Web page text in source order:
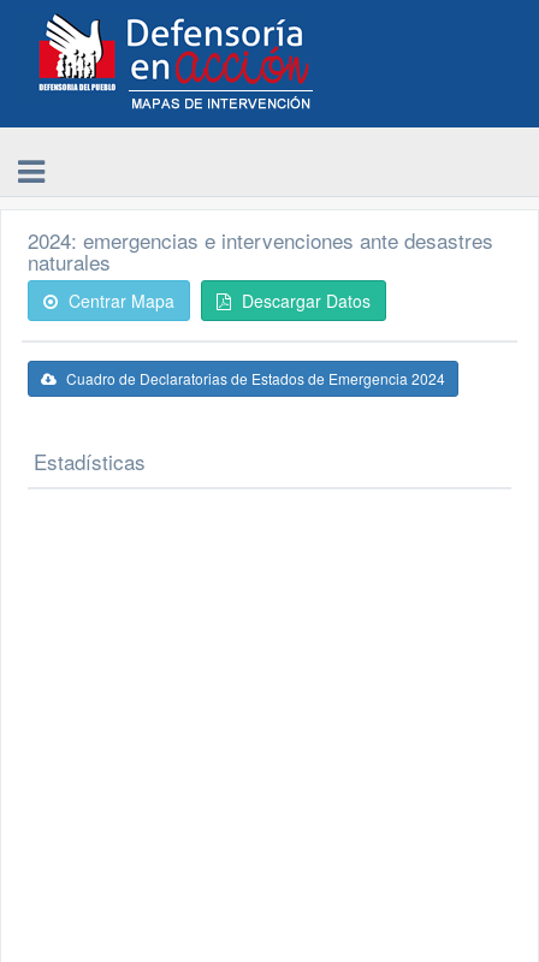
2024: emergencias e intervenciones ante desastres
naturales
Centrar Mapa Descargar Datos
Cuadro de Declaratorias de Estados de Emergencia 2024
Estadísticas